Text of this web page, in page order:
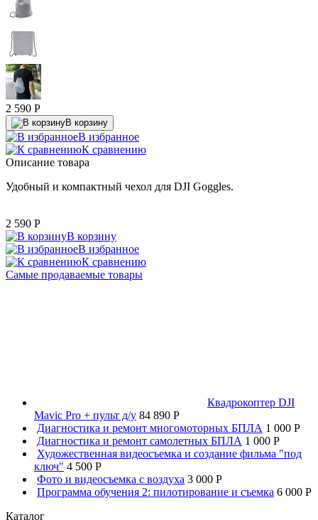
2 590 P
В корзину
В избранное
К сравнению
Описание товара
Удобный и компактный чехол для DJI Goggles.
2 590 P
В корзину
В избранное
К сравнению
Самые продаваемые товары
Квадрокоптер DJI
Mavic Pro + пульт д/у 84 890 P
Диагностика и ремонт многомоторных БПЛА 1 000 P
Диагностика и ремонт самолетных БПЛА 1 000 P
Художественная видеосъемка и создание фильма "под
ключ" 4 500 P
Фото и видеосъемка с воздуха 3 000 P
Программа обучения 2: пилотирование и съемка 6 000 P
Каталог